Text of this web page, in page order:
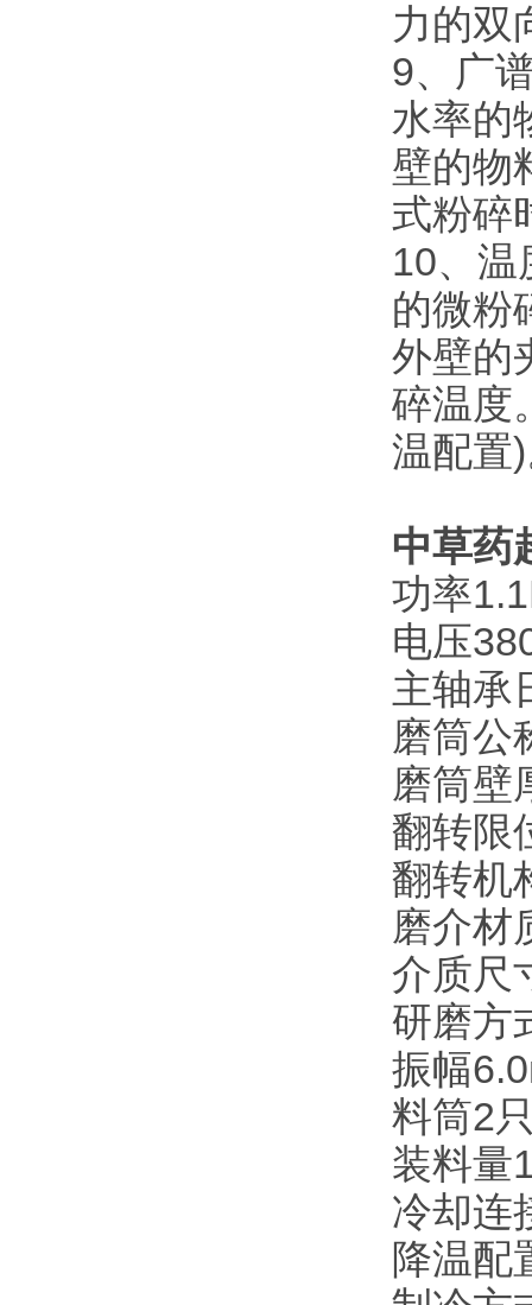
力的双
9、广
水率的
壁的物
式粉碎
10、温
的微粉
外壁的
碎温度
温配置
中草药
功率
电压
主轴承
磨筒公
磨筒壁
翻转限
翻转机
磨介材
介质尺
研磨方
振幅
料筒2
装料量
冷却连
降温配